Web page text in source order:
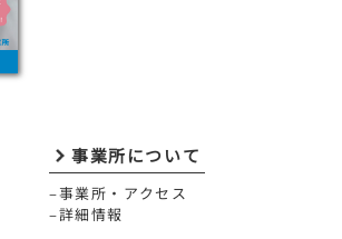
事業所について
–事業所・アクセス
–詳細情報